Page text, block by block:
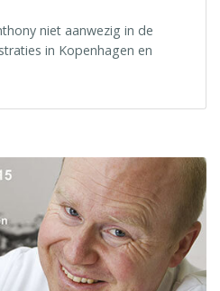
niet aanwezig in de
in Kopenhagen en